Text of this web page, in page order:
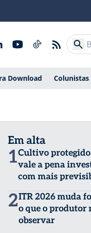
Download Colunistas
Em alta
1Cultivo
vale a pena
com mais
2ITR 2026 muda
o que o produtor
observar